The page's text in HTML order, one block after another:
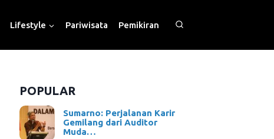
Lifestyle Pariwisata Pemikiran
POPULAR
Sumarno: Perjalanan Karir
Gemilang dari Auditor
Muda…